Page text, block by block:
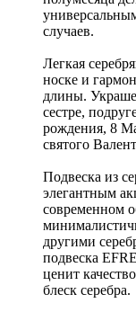
случаев.
Легкая
носке и
длины.
сестре,
рождения, 8
святого
Подвеска из
элегантным
современном
другими
подвеска
ценит
блеск серебра.